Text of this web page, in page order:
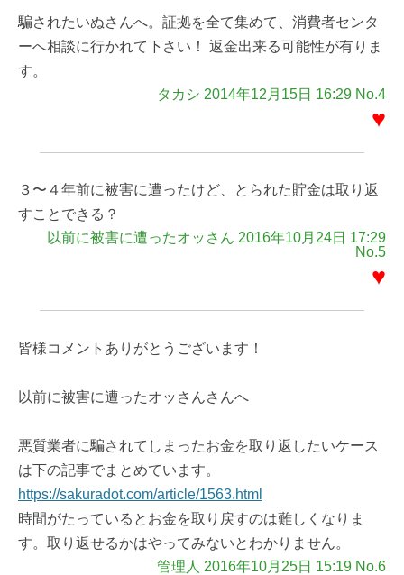
騙されたいぬさんへ。証拠を全て集めて、消費者センタ
ーへ相談に行かれて下さい！ 返金出来る可能性が有りま
す。
タカシ 2014年12月15日 16:29 No.4
♥
３〜４年前に被害に遭ったけど、とられた貯金は取り返
すことできる？
以前に被害に遭ったオッさん 2016年10月24日 17:29
No.5
♥
皆様コメントありがとうございます！
以前に被害に遭ったオッさんさんへ
悪質業者に騙されてしまったお金を取り返したいケース
は下の記事でまとめています。
https://sakuradot.com/article/1563.html
時間がたっているとお金を取り戻すのは難しくなりま
す。取り返せるかはやってみないとわかりません。
管理人 2016年10月25日 15:19 No.6